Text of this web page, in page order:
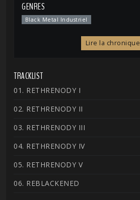
GENRES
Black Metal Industriel
Lire la chronique
TRACKLIST
01. RETHRENODY I
02. RETHRENODY II
03. RETHRENODY III
04. RETHRENODY IV
05. RETHRENODY V
06. REBLACKENED